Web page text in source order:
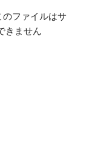
ファイルはサ
きません